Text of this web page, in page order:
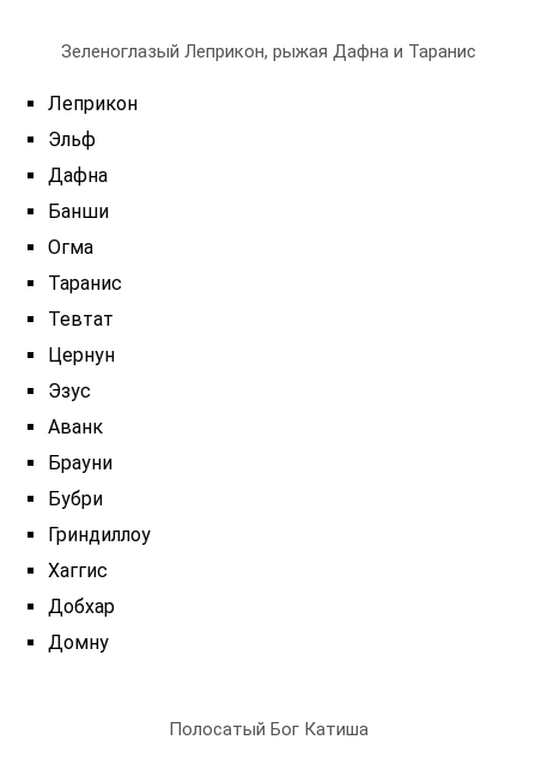
Зеленоглазый Леприкон, рыжая Дафна и Таранис
Леприкон
Эльф
Дафна
Банши
Огма
Таранис
Тевтат
Цернун
Эзус
Аванк
Брауни
Бубри
Гриндиллоу
Хаггис
Добхар
Домну
Полосатый Бог Катиша